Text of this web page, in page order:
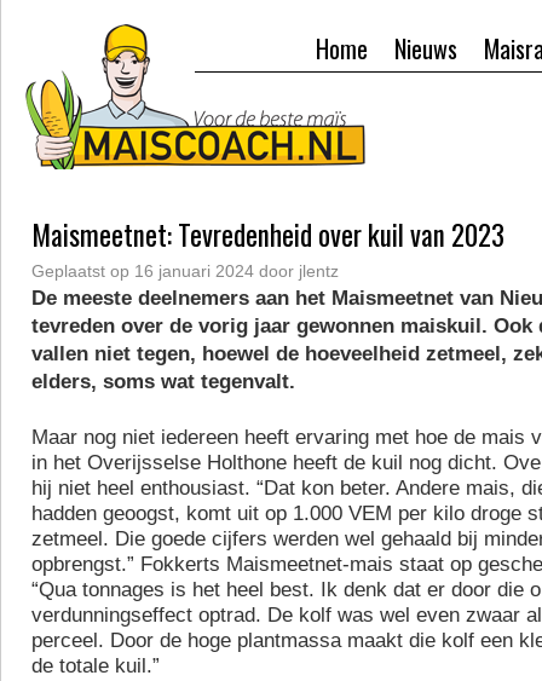
Nieuws
Home
Maismeetnet: Tevredenheid over kuil van 2023
Geplaatst op 16 januari 2024 door jlentz
De meeste deelnemers aan het Maismeetnet van
tevreden over de vorig jaar gewonnen maiskuil. Ook
vallen niet tegen, hoewel de hoeveelheid zetmeel,
elders, soms wat tegenvalt.
Maar nog niet iedereen heeft ervaring met hoe de mais
in het Overijsselse Holthone heeft de kuil nog dicht.
hij niet heel enthousiast. “Dat kon beter. Andere mais,
hadden geoogst, komt uit op 1.000 VEM per kilo droge
zetmeel. Die goede cijfers werden wel gehaald bij
opbrengst.” Fokkerts Maismeetnet-mais staat op
“Qua tonnages is het heel best. Ik denk dat er door die
verdunningseffect optrad. De kolf was wel even zwaar
perceel. Door de hoge plantmassa maakt die kolf een
de totale kuil.”